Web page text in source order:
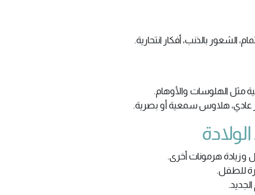
الشعور بالذنب، أفكار انتحارية.
مثل الهلوسات والأوهام.
عادي، هلاوس سمعية أو بصرية.
وزيادة هرمونات أخرى.
للطفل.